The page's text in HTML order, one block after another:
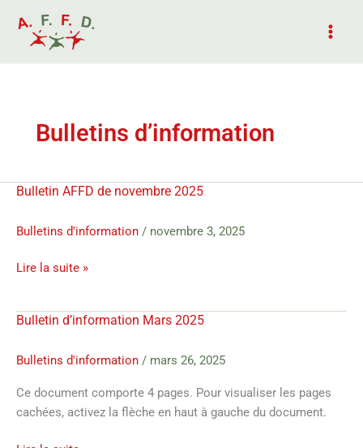
contenu
Bulletins d’information
Bulletin AFFD de novembre 2025
Bulletins d'information / novembre 3, 2025
Bulletin
de
2025
Lire la suite »
Bulletin d’information Mars 2025
Bulletins d'information / mars 26, 2025
Ce document comporte 4 pages. Pour visualiser les pages
cachées, activez la flèche en haut à gauche du document.
Bulletin
Mars